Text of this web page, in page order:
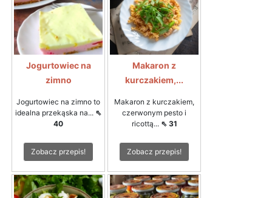
Jogurtowiec na
zimno
Jogurtowiec na zimno to
idealna przekąska na... ⇖
40
Zobacz przepis!
Makaron z
kurczakiem,...
Makaron z kurczakiem,
czerwonym pesto i
ricottą... ⇖ 31
Zobacz przepis!